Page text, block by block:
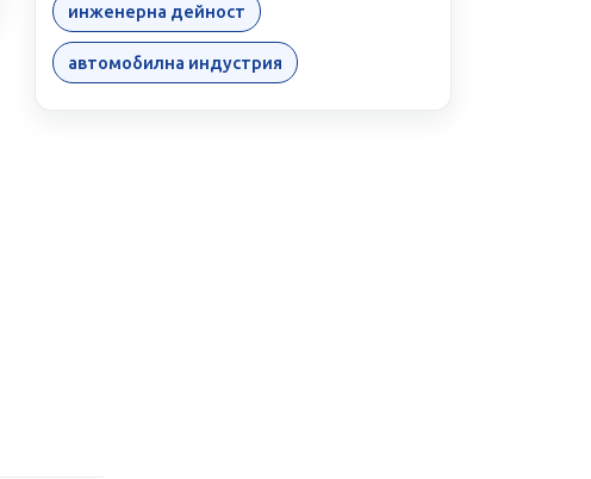
инженерна дейност
автомобилна индустрия